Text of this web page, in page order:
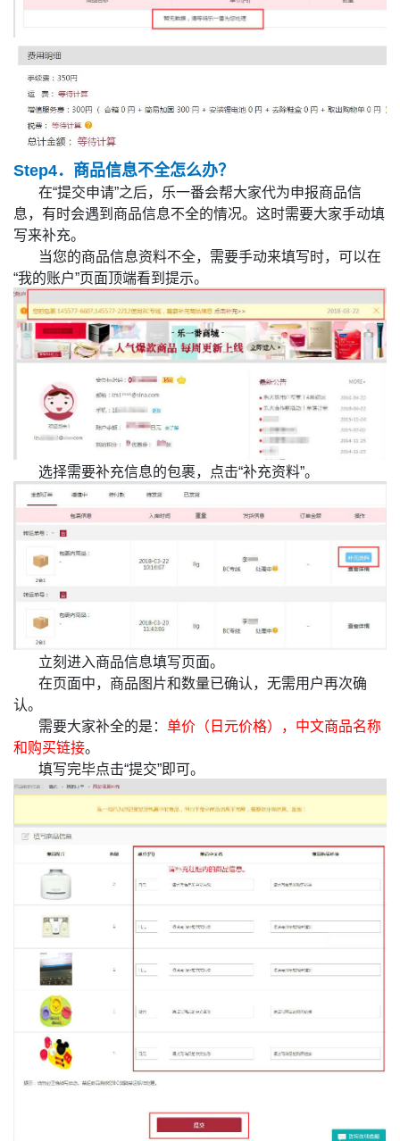
Step4．商品信息不全怎么办？
在“提交申请”之后，乐一番会帮大家代为申报商品信
息，有时会遇到商品信息不全的情况。这时需要大家手动填
写来补充。
当您的商品信息资料不全，需要手动来填写时，可以在
“我的账户”页面顶端看到提示。
选择需要补充信息的包裹，点击“补充资料”。
立刻进入商品信息填写页面。
在页面中，商品图片和数量已确认，无需用户再次确
认。
需要大家补全的是： 单价（日元价格），中文商品名称
和购买链接。
填写完毕点击“提交”即可。